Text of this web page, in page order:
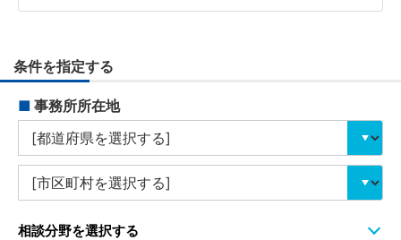
条件を指定する
■ 事務所所在地
相談分野を選択する